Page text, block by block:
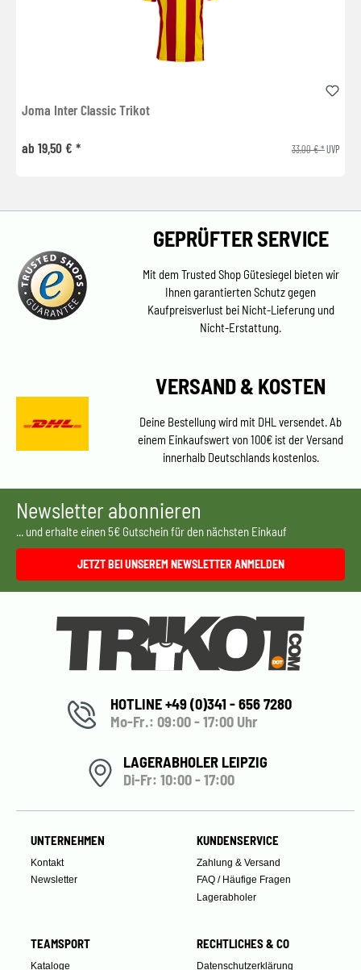
Joma Inter Classic Trikot
ab 19,50 € * 33,00 € *UVP
GEPRÜFTER SERVICE
Mit dem Trusted Shop Gütesiegel bieten wir
Ihnen garantierten Schutz gegen
Kaufpreisverlust bei Nicht-Lieferung und
Nicht-Erstattung.
VERSAND & KOSTEN
Deine Bestellung wird mit DHL versendet. Ab
einem Einkaufswert von 100€ ist der Versand
innerhalb Deutschlands kostenlos.
Newsletter abonnieren
... und erhalte einen 5€ Gutschein für den nächsten Einkauf
JETZT BEI UNSEREM NEWSLETTER ANMELDEN
HOTLINE +49 (0)341 - 656 7280
Mo-Fr.: 09:00 - 17:00 Uhr
LAGERABHOLER LEIPZIG
Di-Fr: 10:00 - 17:00
UNTERNEHMEN
Kontakt
Newsletter
KUNDENSERVICE
Zahlung & Versand
FAQ / Häufige Fragen
Lagerabholer
TEAMSPORT
Kataloge
RECHTLICHES & CO
Datenschutzerklärung